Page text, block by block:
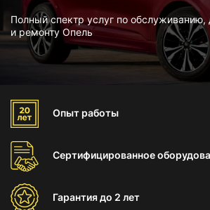
Полный спектр услуг по обслуживанию,
и ремонту Опель
Опыт работы
Сертифицированное
Гарантиядо 2 лет